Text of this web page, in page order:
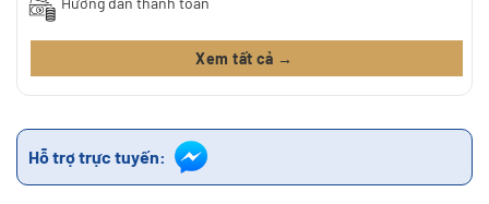
Xem tất cả →
Hỗ trợ trực tuyến: